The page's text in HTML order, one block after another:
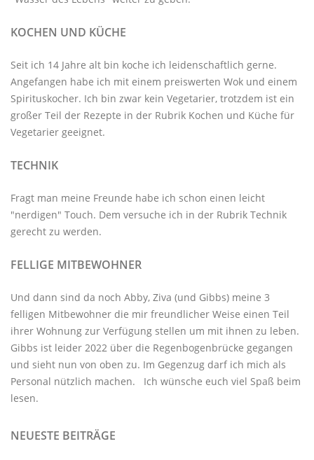
KOCHEN UND KÜCHE
Seit ich 14 Jahre alt bin koche ich leidenschaftlich gerne.
Angefangen habe ich mit einem preiswerten Wok und einem
Spirituskocher. Ich bin zwar kein Vegetarier, trotzdem ist ein
großer Teil der Rezepte in der Rubrik Kochen und Küche für
Vegetarier geeignet.
TECHNIK
Fragt man meine Freunde habe ich schon einen leicht
"nerdigen" Touch. Dem versuche ich in der Rubrik Technik
gerecht zu werden.
FELLIGE MITBEWOHNER
Und dann sind da noch Abby, Ziva (und Gibbs) meine 3
felligen Mitbewohner die mir freundlicher Weise einen Teil
ihrer Wohnung zur Verfügung stellen um mit ihnen zu leben.
Gibbs ist leider 2022 über die Regenbogenbrücke gegangen
und sieht nun von oben zu. Im Gegenzug darf ich mich als
Personal nützlich machen. Ich wünsche euch viel Spaß beim
lesen.
NEUESTE BEITRÄGE